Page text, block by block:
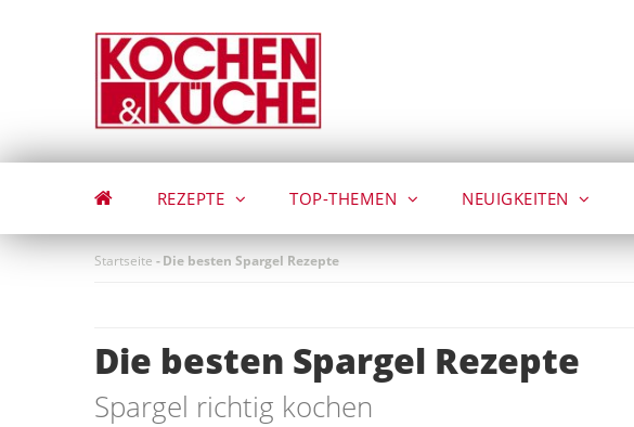
REZEPTE TOP-THEMEN NEUIGKEITEN
Startseite -Die besten Spargel Rezepte
Die besten Spargel Rezepte
Spargel richtig kochen